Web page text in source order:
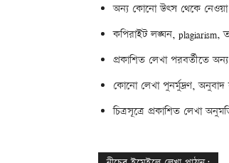
অন্য কোনো উৎস থেকে নেওয়া
কপিরাইট লঙ্ঘন, plagiarism,
প্রকাশিত লেখা পরবর্তীতে
কোনো লেখা পুনর্মুদ্রণ, অনুবাদ
চিত্রসূত্রে প্রকাশিত লেখা